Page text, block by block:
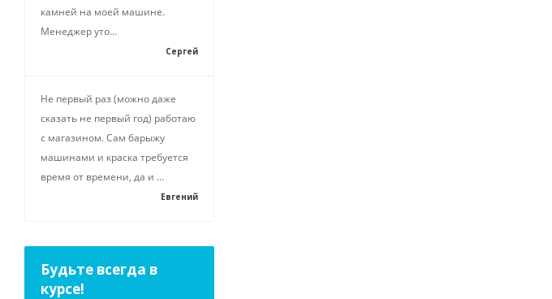
камней на моей машине.
Менеджер уто...
Сергей
Не первый раз (можно даже
сказать не первый год) работаю
с магазином. Сам барыжу
машинами и краска требуется
время от времени, да и ...
Евгений
Будьте всегда в
курсе!